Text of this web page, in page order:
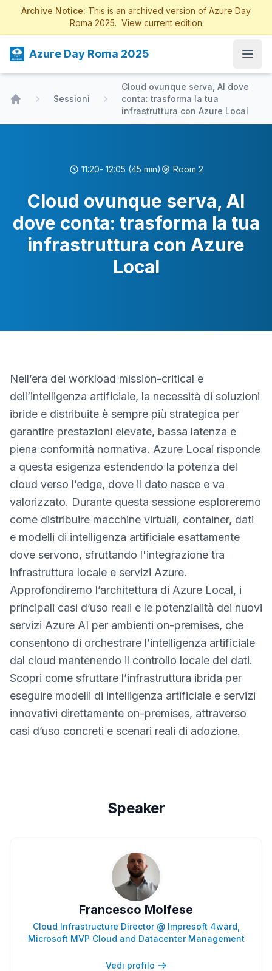
Archive Notice: This is an archived version of Azure Day
Roma 2025. View current edition
Azure Day Roma 2025
Sessioni
Cloud ovunque serva, AI dove
conta: trasforma la tua
infrastruttura con Azure Local
11:20- 12:05 (45 min) Room 2
Cloud ovunque serva, AI
dove conta: trasforma la tua
infrastruttura con Azure
Local
Nell’era dei workload mission-critical e
dell’intelligenza artificiale, la necessità di soluzioni
ibride e distribuite è sempre più strategica per
garantire prestazioni elevate, bassa latenza e
piena conformità normativa. Azure Local risponde
a questa esigenza estendendo la potenza del
cloud verso l’edge, dove il dato nasce e va
valorizzato. Durante questa sessione esploreremo
come distribuire macchine virtuali, container, dati
e modelli di intelligenza artificiale esattamente
dove servono, sfruttando l'integrazione tra
infrastruttura locale e servizi Azure.
Approfondiremo l’architettura di Azure Local, i
principali casi d’uso reali e le potenzialità dei nuovi
servizi Azure AI per ambienti on-premises, che
consentono di orchestrare l’intelligenza artificiale
dal cloud mantenendo il controllo locale dei dati.
Scopri come sfruttare l’infrastruttura ibrida per
eseguire modelli di intelligenza artificiale e servizi
innovativi direttamente on-premises, attraverso
casi d’uso concreti e scenari reali di adozione.
Speaker
Francesco Molfese
Cloud Infrastructure Director @ Impresoft 4ward,
Microsoft MVP Cloud and Datacenter Management
Vedi profilo